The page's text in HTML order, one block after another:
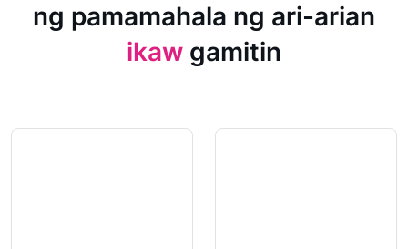
ng pamamahala ng ari-arian
ikaw gamitin